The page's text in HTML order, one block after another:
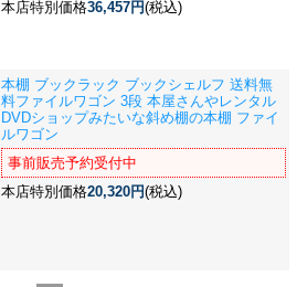
本店特別価格36,457円(税込)
本棚 ブックラック ブックシェルフ 送料無
料ファイルワゴン 3段 本屋さんやレンタル
DVDショップみたいな斜め棚の本棚 ファイ
ルワゴン
事前販売予約受付中
本店特別価格20,320円(税込)